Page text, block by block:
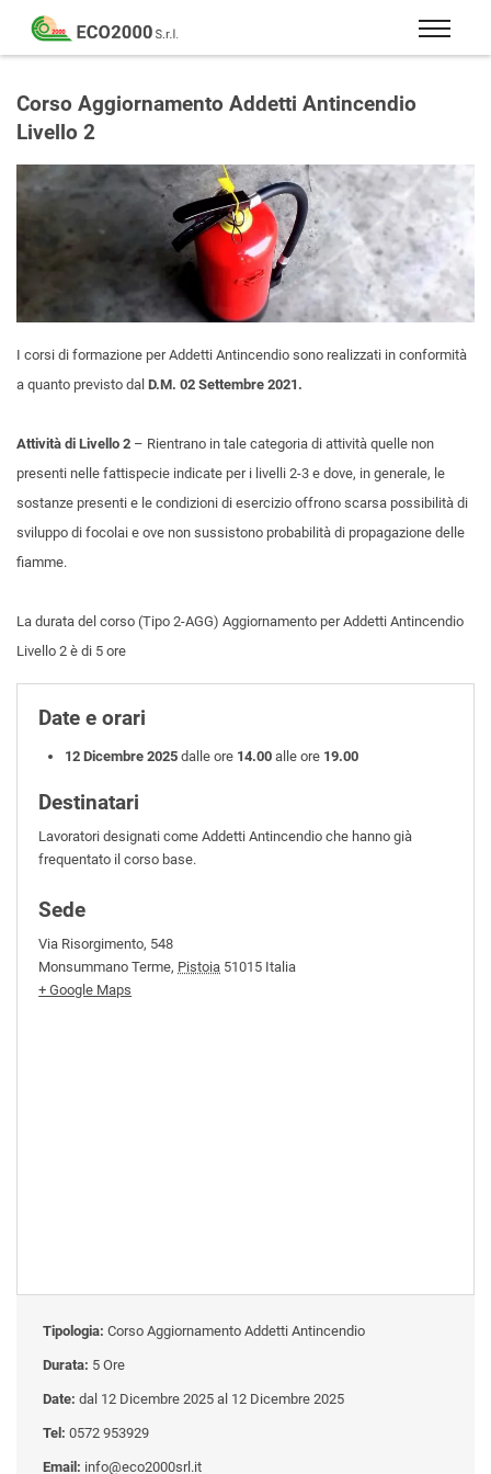
Eco
2000
Formazione
consulenza
per
la
sicurezza
lavoro
D.Lgs
Corso Aggiornamento Addetti Antincendio
Livello 2
I corsi di formazione per Addetti Antincendio sono realizzati in conformità
a quanto previsto dal D.M. 02 Settembre 2021.
Attività di Livello 2 – Rientrano in tale categoria di attività quelle non
presenti nelle fattispecie indicate per i livelli 2-3 e dove, in generale, le
sostanze presenti e le condizioni di esercizio offrono scarsa possibilità di
sviluppo di focolai e ove non sussistono probabilità di propagazione delle
fiamme.
La durata del corso (Tipo 2-AGG) Aggiornamento per Addetti Antincendio
Livello 2 è di 5 ore
Date e orari
12 Dicembre 2025dalle ore 14.00alle ore 19.00
Destinatari
Lavoratori designati come Addetti Antincendio che hanno già
frequentato il corso base.
Sede
Via Risorgimento, 548
Monsummano Terme, Pistoia 51015 Italia
+ Google Maps
Tipologia: Corso Aggiornamento Addetti Antincendio
Durata: 5 Ore
Date: dal 12 Dicembre 2025 al 12 Dicembre 2025
Tel: 0572 953929
Email: info@eco2000srl.it